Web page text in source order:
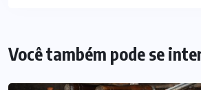
Você também pode se